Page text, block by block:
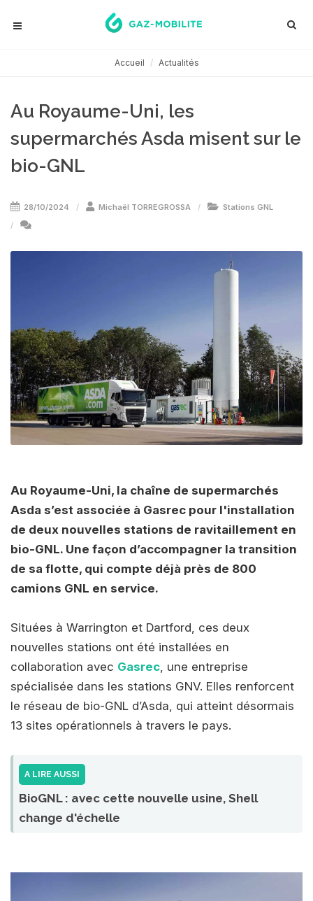
Accueil Actualités
Au Royaume-Uni, les
supermarchés Asda misent sur le
bio-GNL
28/10/2024 Michaël TORREGROSSA Stations GNL
Au Royaume-Uni, la chaîne de supermarchés
Asda s’est associée à Gasrec pour l'installation
de deux nouvelles stations de ravitaillement en
bio-GNL. Une façon d’accompagner la transition
de sa flotte, qui compte déjà près de 800
camions GNL en service.
Situées à Warrington et Dartford, ces deux
nouvelles stations ont été installées en
collaboration avec Gasrec , une entreprise
spécialisée dans les stations GNV. Elles renforcent
le réseau de bio-GNL d’Asda, qui atteint désormais
13 sites opérationnels à travers le pays.
A LIRE AUSSI
BioGNL : avec cette nouvelle usine, Shell
change d'échelle